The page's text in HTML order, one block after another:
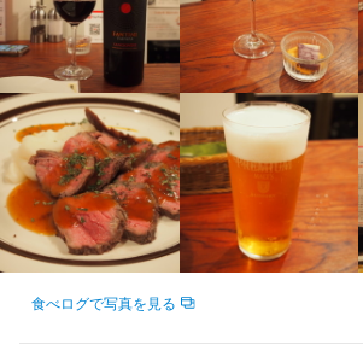
食べログで写真を見る
バーとなって大いに活躍できる環境です。
この仕事のおすすめポイント
■□ プライベートも収入も諦めないホワイト環
ランチ営業がないため、平日は13時（土日
ったり。
月8〜9日休みで連休も取得でき、終電は
さらに、毎年必ず上がる定期昇給（月5千〜
給！未経験から安心して長く働ける環境です。
この仕事のおすすめポイント
■□ プライベートも収入も諦めないホワイト
ランチ営業がないため、平日は13時（土日
ったり。
月8〜9日休みで連休も取得でき、終電は
さらに、毎年必ず上がる定期昇給（月5千〜
い日はスタッフ全員に「大入り袋（月8千〜
給！未経験から安心して長く働ける環境です
■□ 独立ノウハウ・店舗運営のすべてを伝授！
調理やワインの仕入れはもちろん、ローン
この仕事のおすすめポイント
■□ プライベートも収入も諦めないホワイト環
ランチ営業がないため、平日は13時（土日
ったり。
月8〜9日休みで連休も取得でき、終電は
さらに、毎年必ず上がる定期昇給（月5千〜
い日はスタッフ全員に「大入り袋（月8千〜
給！未経験から安心して長く働ける環境です